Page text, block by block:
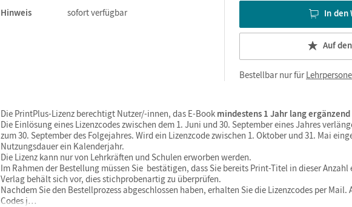
Hinweis
sofort verfügbar In den
Auf
Bestellbar nur für
Die PrintPlus-Lizenz berechtigt Nutzer/-innen, das E-Book mindestens 1 Jahr lang
Die Einlösung eines Lizenzcodes zwischen dem 1. Juni und 30. September eines Jahres
zum 30. September des Folgejahres. Wird ein Lizenzcode zwischen 1. Oktober und 31. Mai
Nutzungsdauer ein Kalenderjahr.
Die Lizenz kann nur von Lehrkräften und Schulen erworben werden.
Im Rahmen der Bestellung müssen Sie bestätigen, dass Sie bereits Print-Titel in dieser Anzahl
Verlag behält sich vor, dies stichprobenartig zu überprüfen.
Nachdem Sie den Bestellprozess abgeschlossen haben, erhalten Sie die Lizenzcodes per
Codes j…